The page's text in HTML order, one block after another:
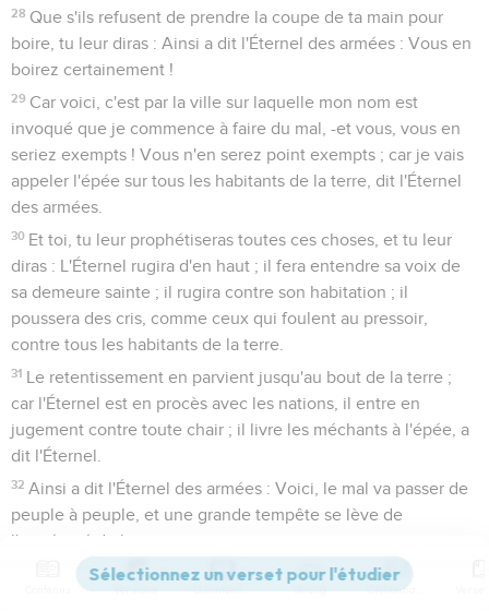
28 Que s'ils refusent de prendre la coupe de ta main pour
boire, tu leur diras : Ainsi a dit l'Éternel des armées : Vous en
boirez certainement !
29 Car voici, c'est par la ville sur laquelle mon nom est
invoqué que je commence à faire du mal, -et vous, vous en
seriez exempts ! Vous n'en serez point exempts ; car je vais
appeler l'épée sur tous les habitants de la terre, dit l'Éternel
des armées.
30 Et toi, tu leur prophétiseras toutes ces choses, et tu leur
diras : L'Éternel rugira d'en haut ; il fera entendre sa voix de
sa demeure sainte ; il rugira contre son habitation ; il
poussera des cris, comme ceux qui foulent au pressoir,
contre tous les habitants de la terre.
31 Le retentissement en parvient jusqu'au bout de la terre ;
car l'Éternel est en procès avec les nations, il entre en
jugement contre toute chair ; il livre les méchants à l'épée, a
dit l'Éternel.
32 Ainsi a dit l'Éternel des armées : Voici, le mal va passer de
peuple à peuple, et une grande tempête se lève de
l'extrémité de la terre.
Ceux que l'Éternel tuera en ce jour-là seront étendus d'un
Versions Commentaires Strong